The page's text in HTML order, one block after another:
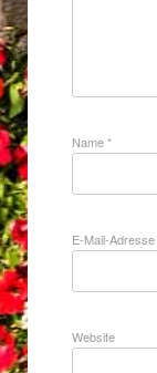
Name*
E-Mail-Adresse
Website